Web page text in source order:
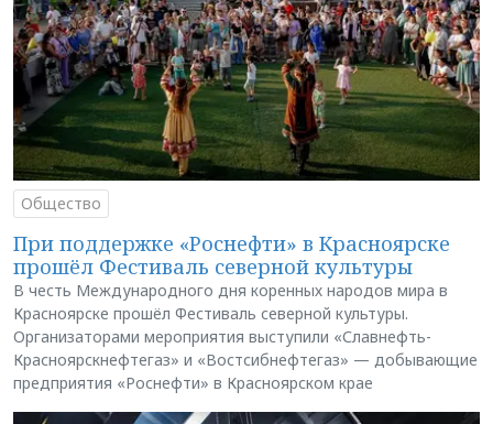
Общество
При поддержке «Роснефти» в Красноярске
прошёл Фестиваль северной культуры
В честь Международного дня коренных народов мира в
Красноярске прошёл Фестиваль северной культуры.
Организаторами мероприятия выступили «Славнефть-
Красноярскнефтегаз» и «Востсибнефтегаз» — добывающие
предприятия «Роснефти» в Красноярском крае